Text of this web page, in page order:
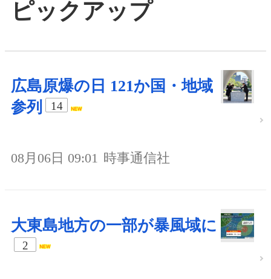
ピックアップ
広島原爆の日 121か国・地域
参列
14
08月06日 09:01 時事通信社
大東島地方の一部が暴風域に
2